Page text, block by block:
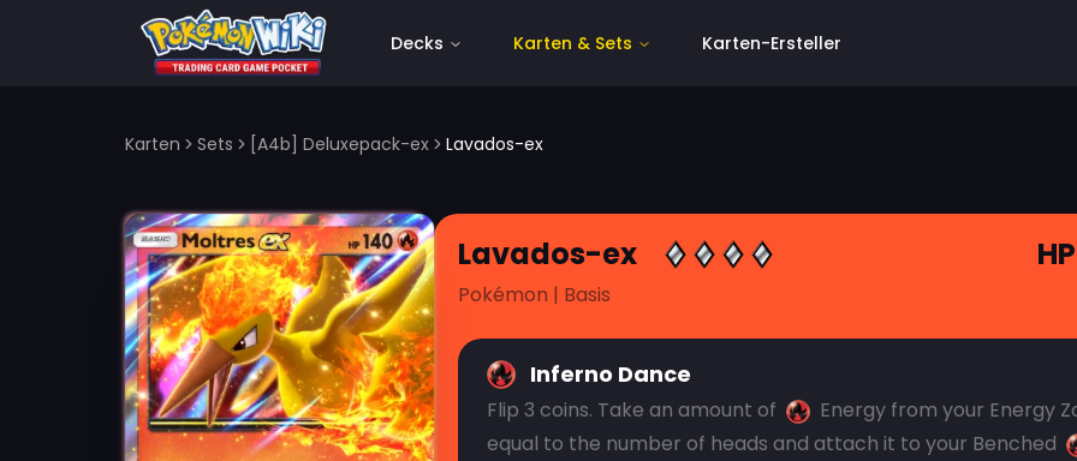
Karten Sets [A4b] Deluxepack-ex Lavados-ex
Decks Karten & Sets Karten-Ersteller
Lavados-ex
Pokémon | Basis
Inferno Dance
Flip 3 coins. Take an amount of
Energy from your Energy
equal to the number of heads and attach it to your Benched